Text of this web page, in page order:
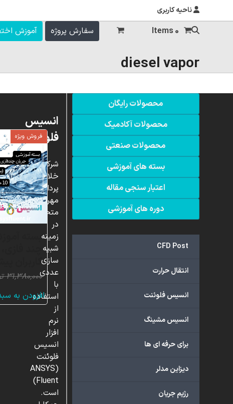
ناحیه کاربری
آموزش سفارش پروژه 0 Items
diesel vapor
فروش ویژه
کاربران
۳۱,۳۸۰,۰۰۰
افزودن به
محصولات رایگان
محصولات آکادمیک
محصولات صنعتی
بسته های آموزشی
اعتبار سنجی مقاله
دوره های آموزشی
CFD Post
انتقال حرارت
انسیس فلوئنت
انسیس مشینگ
برای حرفه ای ها
دیزاین مدلر
رژیم جریان
انسیس
فلوئنت
شرکت
خلاق
پردازشگران
مهر،
متخصص
در
زمینه
شبیه
سازی
عددی
با
استفاده
از
نرم
افزار
انسیس
فلوئنت
(ANSYS
Fluent)
است.